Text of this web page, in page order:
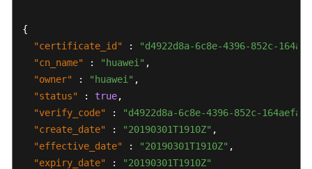
管
理
产
品
管
理
{
"certificate_id"
:
"d4922d8a-6c8e-4396-852c-
"cn_name"
: "huawei" ,
"owner"
: "huawei" ,
"status"
: true,
"verify_code"
:
"d4922d8a-6c8e-4396-852c-
"create_date"
: "20190301T1910Z" ,
"effective_date"
: "20190301T1910Z" ,
"expiry_date"
: "20190301T1910Z"